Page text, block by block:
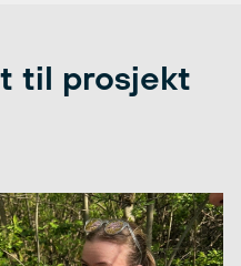
til prosjekt